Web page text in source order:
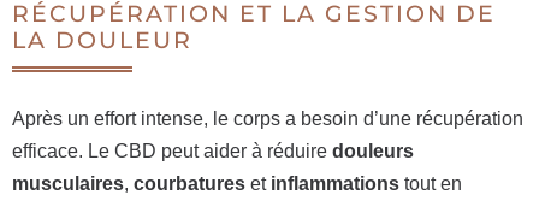
RÉCUPÉRATION ET LA GESTION DE
LA DOULEUR
Après un effort intense, le corps a besoin d’une récupération
efficace. Le CBD peut aider à réduire douleurs
musculaires, courbatures et inflammations tout en